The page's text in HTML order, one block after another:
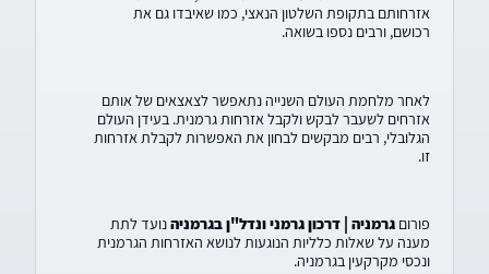
אזרחותם בתקופת השלטון הנאצי, כמו שאיבדו גם את
רכושם, ורבים נספו בשואה.
לאחר מלחמת העולם השנייה נתאפשר לצאצאים של אותם
אזרחים לשעבר לבקש ולקבל אזרחות גרמנית. בעידן העולם
הגלובלי, רבים מבקשים לבחון את האפשרות לקבלת אזרחות
זו.
פורוםגרמניה | דרכון גרמני ונדל"ן בגרמניהנועד לתת
מענה על שאלות כלליות הנוגעות לנושא האזרחות הגרמנית
ונכסי מקרקעין בגרמניה.